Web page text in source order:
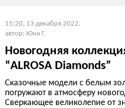
15:20, 13 декабря 2022,
автор: Юна Г.
Новогодняя
“ALROSA Diamonds”
Сказочные модели с белым
погружают в атмосферу
Сверкающее великолепие от